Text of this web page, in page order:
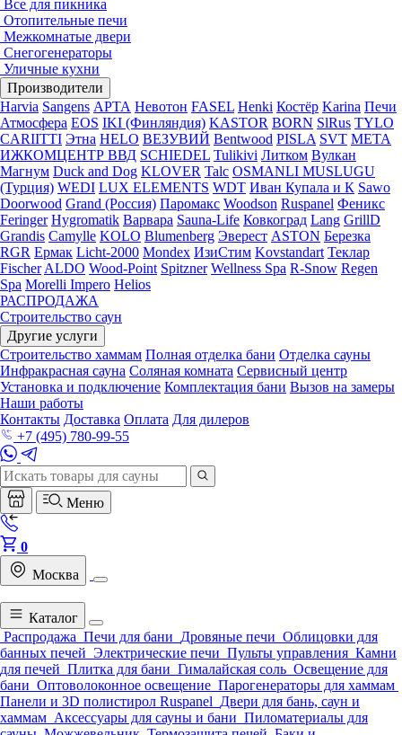
Все для пикника
Отопительные печи
Межкомнатые двери
Снегогенераторы
Уличные кухни
Производители
Harvia Sangens АРТА Невотон FASEL Henki Костёр Karina Печи
Атмосфера EOS IKI (Финляндия) KASTOR BORN SlRus TYLO
CARIITTI Этна HELO ВЕЗУВИЙ Bentwood PISLA SVT МЕТА
ИЖКОМЦЕНТР ВВД SCHIEDEL Tulikivi Литком Вулкан
Магнум Duck and Dog KLOVER Talc OSMANLI MUSLUGU
(Турция) WEDI LUX ELEMENTS WDT Иван Купала и К Sawo
Doorwood Grand (Россия) Паромакс Woodson Ruspanel Феникс
Feringer Hygromatik Варвара Sauna-Life Ковкоград Lang GrillD
Grandis Camylle KOLO Blumenberg Эверест ASTON Березка
RGR Ермак Licht-2000 Mondex ИзиСтим Kovstandart Теклар
Fischer ALDO Wood-Point Spitzner Wellness Spa R-Snow Regen
Spa Morelli Impero Helios
РАСПРОДАЖА
Строительство саун
Другие услуги
Строительство хаммам Полная отделка бани Отделка сауны
Инфракрасная сауна Соляная комната Сервисный центр
Установка и подключение Комплектация бани Вызов на замеры
Наши работы
Контакты Доставка Оплата Для дилеров
+7 (495) 780-99-55
Меню
0
Москва
Каталог
Распродажа Печи для бани Дровяные печи Облицовки для
банных печей Электрические печи Пульты управления Камни
для печей Плитка для бани Гималайская соль Освещение для
бани Оптоволоконное освещение Парогенераторы для хаммам
Панели и 3D полистирол Ruspanel Двери для бань, саун и
хаммам Аксессуары для сауны и бани Пиломатериалы для